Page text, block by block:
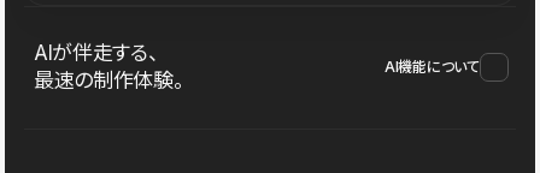
AIが伴走する、
最速の制作体験。
AI機能について